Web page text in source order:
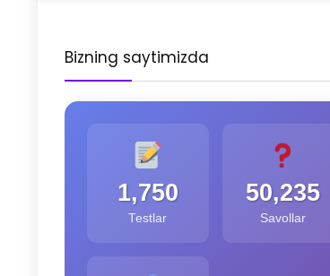
Bizning saytimizda
1,750
Testlar
50,235
Savollar